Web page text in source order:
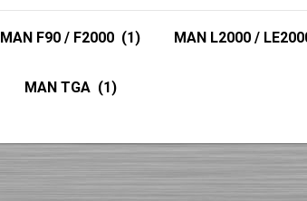
MAN F90 / F2000 (1) MAN L2000 /
MAN TGA(1)